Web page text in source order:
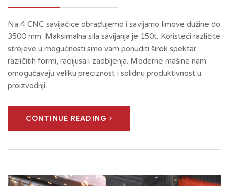
Na 4 CNC savijačice obrađujemo i savijamo limove dužine do
3500 mm. Maksimalna sila savijanja je 150t. Koristeći različite
strojeve u mogućnosti smo vam ponuditi širok spektar
različitih formi, radijusa i zaobljenja. Moderne mašine nam
omogućavaju veliku preciznost i solidnu produktivnost u
proizvodnji.
CONTINUE READING